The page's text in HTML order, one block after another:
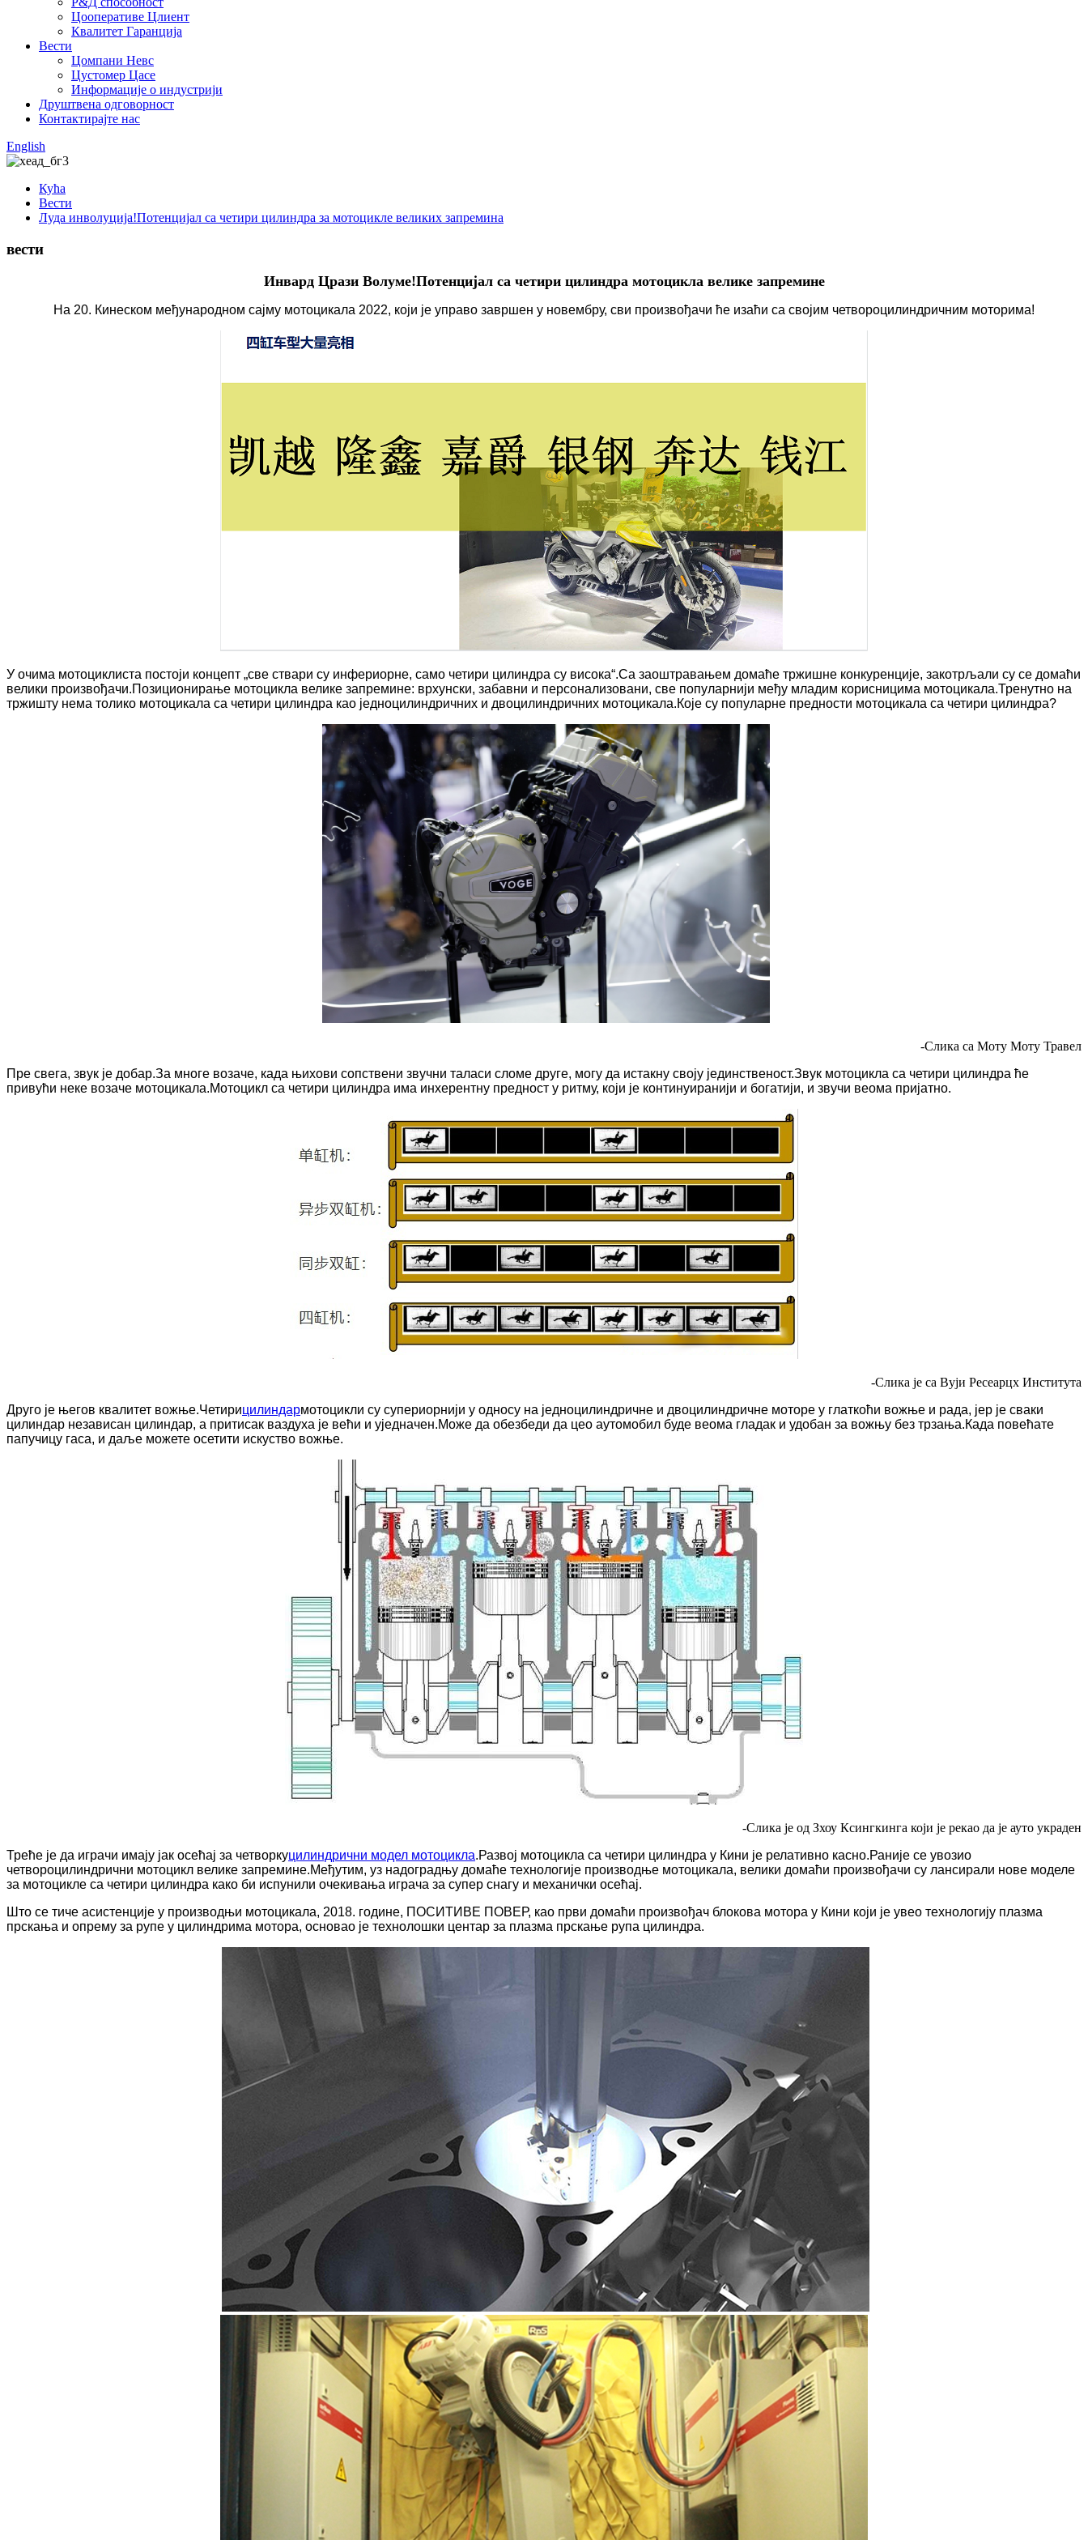
Цооперативе Цлиент
Квалитет Гаранција
Вести
Цомпани Невс
Цустомер Цасе
Информације о индустрији
Друштвена одговорност
Контактирајте нас
English
Кућа
Вести
Луда инволуција!Потенцијал са четири цилиндра за мотоцикле великих запремина
вести
Инвард Црази Волуме!Потенцијал са четири цилиндра мотоцикла велике запремине
На 20. Кинеском међународном сајму мотоцикала 2022, који је управо завршен у новембру, сви произвођачи ће изаћи са својим четвороцилиндричним моторима!
У очима мотоциклиста постоји концепт „све ствари су инфериорне, само четири цилиндра су висока“.Са заоштравањем домаће тржишне конкуренције, закотрљали су се домаћи
велики произвођачи.Позиционирање мотоцикла велике запремине: врхунски, забавни и персонализовани, све популарнији међу младим корисницима мотоцикала.Тренутно на
тржишту нема толико мотоцикала са четири цилиндра као једноцилиндричних и двоцилиндричних мотоцикала.Које су популарне предности мотоцикала са четири цилиндра?
-Слика са Моту Моту Травел
Пре свега, звук је добар.За многе возаче, када њихови сопствени звучни таласи сломе друге, могу да истакну своју јединственост.Звук мотоцикла са четири цилиндра ће
привући неке возаче мотоцикала.Мотоцикл са четири цилиндра има инхерентну предност у ритму, који је континуиранији и богатији, и звучи веома пријатно.
-Слика је са Вуји Ресеарцх Института
Друго је његов квалитет вожње.Четирицилиндармотоцикли су супериорнији у односу на једноцилиндричне и двоцилиндричне моторе у глаткоћи вожње и рада, јер је сваки
цилиндар независан цилиндар, а притисак ваздуха је већи и уједначен.Може да обезбеди да цео аутомобил буде веома гладак и удобан за вожњу без трзања.Када повећате
папучицу гаса, и даље можете осетити искуство вожње.
-Слика је од Зхоу Ксингкинга који је рекао да је ауто украден
Треће је да играчи имају јак осећај за четворкуцилиндрични модел мотоцикла.Развој мотоцикла са четири цилиндра у Кини је релативно касно.Раније се увозио
четвороцилиндрични мотоцикл велике запремине.Међутим, уз надоградњу домаће технологије производње мотоцикала, велики домаћи произвођачи су лансирали нове моделе
за мотоцикле са четири цилиндра како би испунили очекивања играча за супер снагу и механички осећај.
Што се тиче асистенције у производњи мотоцикала, 2018. године, ПОСИТИВЕ ПОВЕР, као први домаћи произвођач блокова мотора у Кини који је увео технологију плазма
прскања и опрему за рупе у цилиндрима мотора, основао је технолошки центар за плазма прскање рупа цилиндра.